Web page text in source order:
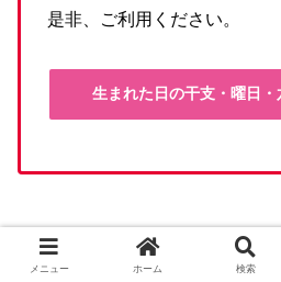
是非、ご利用ください。
生まれた日の干支・曜日
2026年暦カレンダー
メニュー ホーム 検索